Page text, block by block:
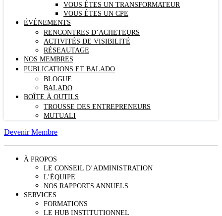
VOUS ÊTES UN TRANSFORMATEUR
VOUS ÊTES UN CPE
ÉVÉNEMENTS
RENCONTRES D’ACHETEURS
ACTIVITÉS DE VISIBILITÉ
RÉSEAUTAGE
NOS MEMBRES
PUBLICATIONS ET BALADO
BLOGUE
BALADO
BOÎTE À OUTILS
TROUSSE DES ENTREPRENEURS
MUTUALI
Devenir Membre
À PROPOS
LE CONSEIL D’ADMINISTRATION
L’ÉQUIPE
NOS RAPPORTS ANNUELS
SERVICES
FORMATIONS
LE HUB INSTITUTIONNEL